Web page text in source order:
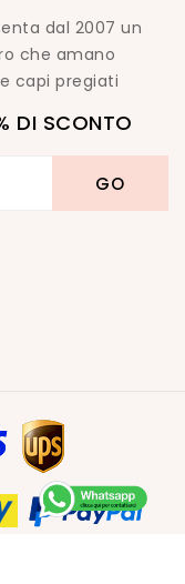
dal 2007 un
che amano
capi pregiati
DI SCONTO